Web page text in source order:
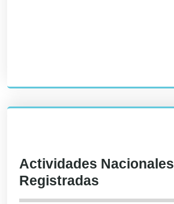
Actividades Nacionales
Registradas